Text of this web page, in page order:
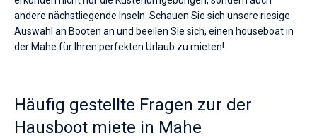
andere nächstliegende Inseln. Schauen Sie sich unsere riesige
Auswahl an Booten an und beeilen Sie sich, einen houseboat in
der Mahe für Ihren perfekten Urlaub zu mieten!
Häufig gestellte Fragen zur der
Hausboot miete in Mahe